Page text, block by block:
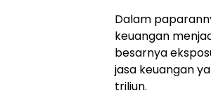
Dalam
keuangan
besarnya
jasa keuangan
triliun.